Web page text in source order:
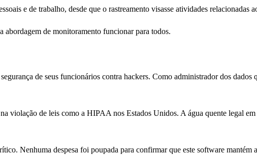
e de trabalho, desde que o rastreamento visasse atividades relacionadas
abordagem de monitoramento funcionar para todos.
de seus funcionários contra hackers. Como administrador dos dados
violação de leis como a HIPAA nos Estados Unidos. A água quente legal
Nenhuma despesa foi poupada para confirmar que este software